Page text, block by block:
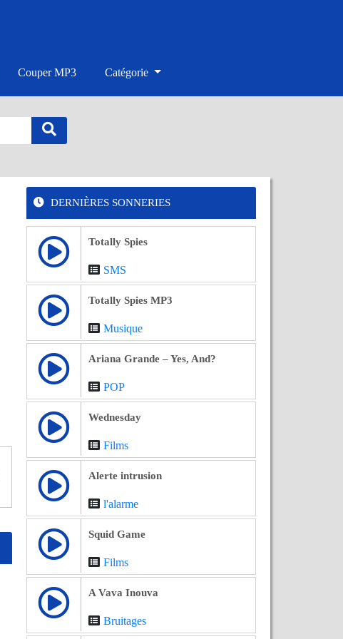
Couper MP3 Catégorie
DERNIÈRES SONNERIES
Totally Spies
SMS
Totally Spies MP3
Musique
Ariana Grande – Yes, And?
POP
Wednesday
Films
Alerte intrusion
l'alarme
Squid Game
Films
A Vava Inouva
Bruitages